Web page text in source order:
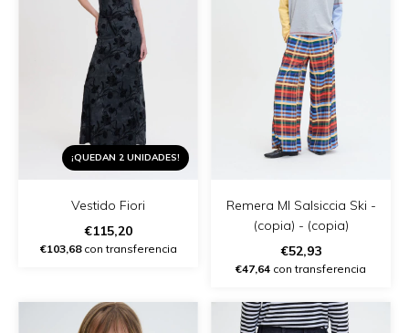
¡QUEDAN 2 UNIDADES!
Vestido Fiori
€115,20
€103,68con transferencia
Remera Ml Salsiccia Ski -
(copia) - (copia)
€52,93
€47,64 con transferencia